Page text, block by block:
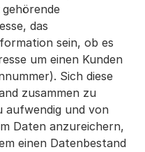
das
sein, ob es
um einen Kunden
Sich diese
zusammen zu
aufwendig und von
Daten anzureichern,
einen Datenbestand